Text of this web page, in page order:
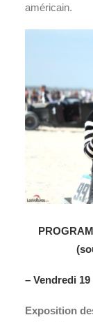
américain.
– Vendredi
Exposition